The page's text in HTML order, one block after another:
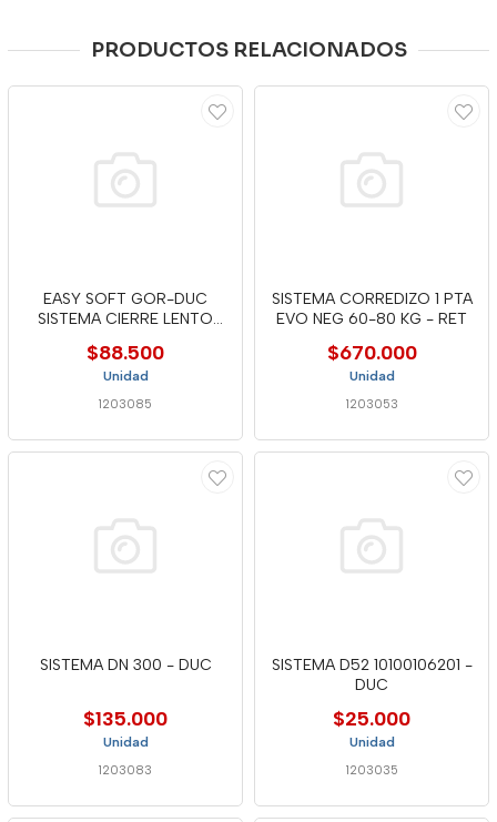
PRODUCTOS RELACIONADOS
EASY SOFT GOR-DUC
SISTEMA CIERRE LENTO
$88.500
Unidad
1203085
SISTEMA CORREDIZO 1 PTA
EVO NEG 60-80 KG - RET
$670.000
Unidad
1203053
SISTEMA DN 300 - DUC
$135.000
Unidad
1203083
SISTEMA D52 10100106201 -
DUC
$25.000
Unidad
1203035